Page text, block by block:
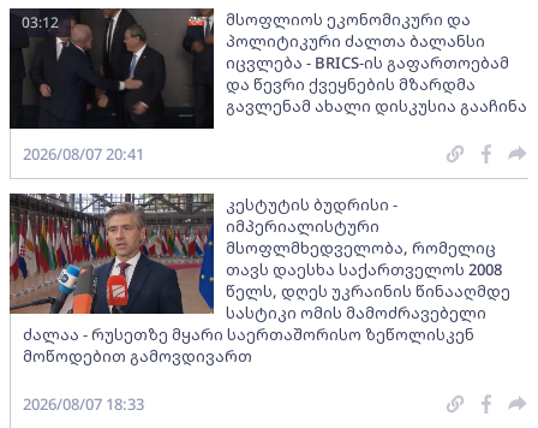
მსოფლიოს ეკონომიკური და
პოლიტიკური ძალთა ბალანსი
იცვლება - BRICS-ის გაფართოებამ
და წევრი ქვეყნების მზარდმა
გავლენამ ახალი დისკუსია გააჩინა
03:12
2026/08/07 20:41
კესტუტის ბუდრისი -
იმპერიალისტური
მსოფლმხედველობა, რომელიც
თავს დაესხა საქართველოს 2008
წელს, დღეს უკრაინის წინააღმდე
სასტიკი ომის მამოძრავებელი
ძალაა - რუსეთზე მყარი საერთაშორისო ზეწოლისკენ
მოწოდებით გამოვდივართ
2026/08/07 18:33